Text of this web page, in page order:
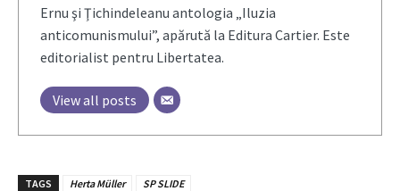
Ernu şi Ţichindeleanu antologia „Iluzia
anticomunismului”, apărută la Editura Cartier. Este
editorialist pentru Libertatea.
View all posts
TAGS Herta Müller SP SLIDE